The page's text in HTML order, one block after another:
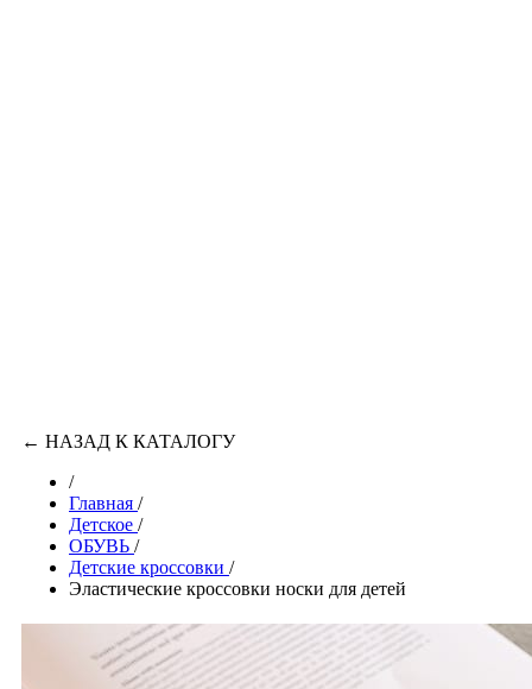
← НАЗАД К КАТАЛОГУ
/
Главная /
Детское /
ОБУВЬ /
Детские кроссовки /
Эластические кроссовки носки для детей